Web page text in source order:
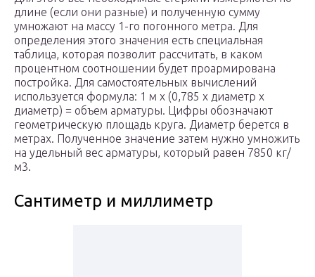
длине (если они разные) и полученную сумму
умножают на массу 1-го погонного метра. Для
определения этого значения есть специальная
таблица, которая позволит рассчитать, в каком
процентном соотношении будет проармирована
постройка. Для самостоятельных вычислений
используется формула: 1 м х (0,785 х диаметр х
диаметр) = объем арматуры. Цифры обозначают
геометрическую площадь круга. Диаметр берется в
метрах. Полученное значение затем нужно умножить
на удельный вес арматуры, который равен 7850 кг/
м3.
Сантиметр и миллиметр